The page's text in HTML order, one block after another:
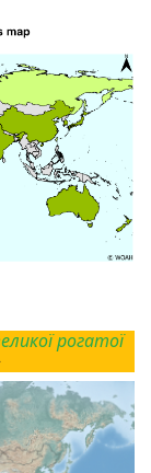
рогатої